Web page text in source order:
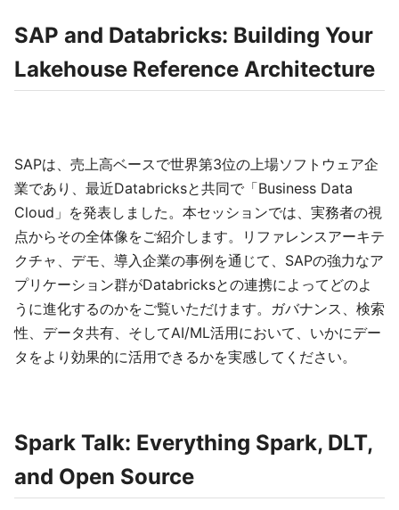
SAP and Databricks: Building Your
Lakehouse Reference Architecture
SAPは、売上高ベースで世界第3位の上場ソフトウェア企
業であり、最近Databricksと共同で「Business Data
Cloud」を発表しました。本セッションでは、実務者の視
点からその全体像をご紹介します。リファレンスアーキテ
クチャ、デモ、導入企業の事例を通じて、SAPの強力なア
プリケーション群がDatabricksとの連携によってどのよ
うに進化するのかをご覧いただけます。ガバナンス、検索
性、データ共有、そしてAI/ML活用において、いかにデー
タをより効果的に活用できるかを実感してください。
Spark Talk: Everything Spark, DLT,
and Open Source